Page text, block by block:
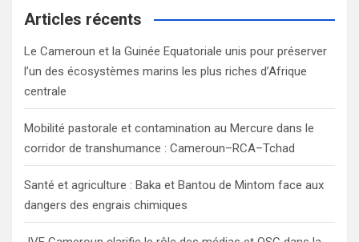
c
Articles récents
Le Cameroun et la Guinée Equatoriale unis pour préserver
l’un des écosystèmes marins les plus riches d’Afrique
centrale
Mobilité pastorale et contamination au Mercure dans le
corridor de transhumance : Cameroun–RCA–Tchad
Santé et agriculture : Baka et Bantou de Mintom face aux
dangers des engrais chimiques